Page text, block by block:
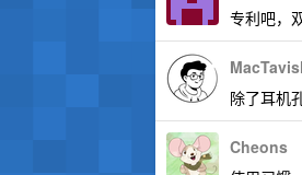
专利吧，
除了耳机
Cheons